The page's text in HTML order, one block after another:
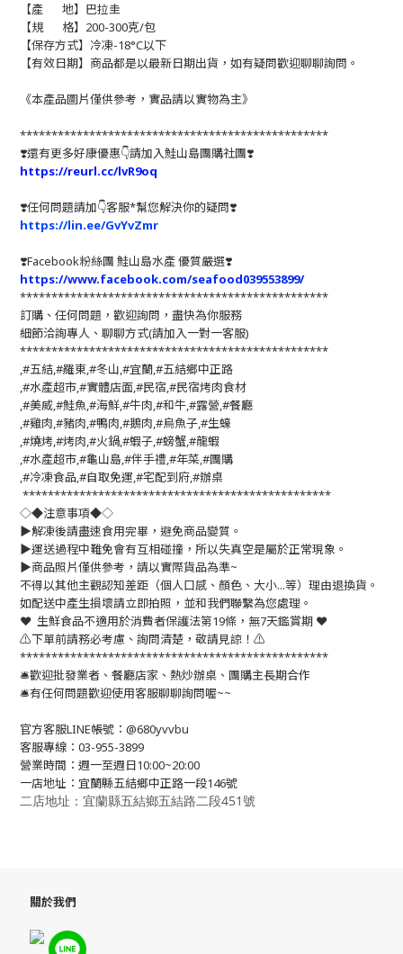
【產 地】 巴拉圭
【規 格】200-300克/包
【保存方式】冷凍-18°C以下
【有效日期】商品都是以最新日期出貨，如有疑問歡迎聊聊詢問。
《本產品圖片僅供參考，實品請以實物為主》
*************************************************
❣️還有更多好康優惠👇請加入鮭山島團購社團❣️
https://reurl.cc/lvR9oq
❣️任何問題請加👇客服*幫您解決你的疑問❣️
https://lin.ee/GvYvZmr
❣️Facebook粉絲團 鮭山島水產 優質嚴選❣️
https://www.facebook.com/seafood039553899/
*************************************************
訂購、任何問題，歡迎詢問，盡快為你服務
細節洽詢專人、聊聊方式(請加入一對一客服)
*************************************************
,#五結,#羅東,#冬山,#宜蘭,#五結鄉中正路
,#水產超市,#實體店面,#民宿,#民宿烤肉食材
,#美威,#鮭魚,#海鮮,#牛肉,#和牛,#露營,#餐廳
,#雞肉,#豬肉,#鴨肉,#鵝肉,#烏魚子,#生蠔
,#燒烤,#烤肉,#火鍋,#蝦子,#螃蟹,#龍蝦
,#水產超市,#龜山島,#伴手禮,#年菜,#團購
,#冷凍食品,#自取免運,#宅配到府,#辦桌
*************************************************
◇◆注意事項◆◇
▶️解凍後請盡速食用完畢，避免商品變質。
▶️運送過程中難免會有互相碰撞，所以失真空是屬於正常現象。
▶️商品照片僅供參考，請以實際貨品為準~
不得以其他主觀認知差距（個人口感、顏色、大小...等）理由退換貨。
如配送中產生損壞請立即拍照，並和我們聯繫為您處理。
❤️ 生鮮食品不適用於消費者保護法第19條，無7天鑑賞期 ❤️
⚠️下單前請務必考慮、詢問清楚，敬請見諒！⚠️
*************************************************
🛎歡迎批發業者、餐廳店家、熱炒辦桌、團購主長期合作
🛎有任何問題歡迎使用客服聊聊詢問喔~~
官方客服LINE帳號：@680yvvbu
客服專線：03-955-3899
營業時間：週一至週日10:00~20:00
一店地址：宜蘭縣五結鄉中正路一段146號
二店地址：宜蘭縣五結鄉五結路二段451號
關於我們